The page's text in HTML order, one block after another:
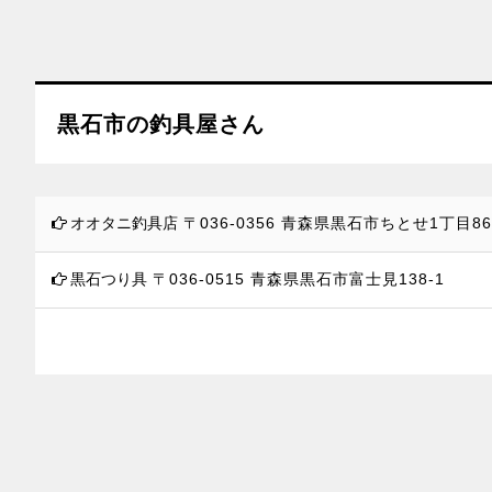
黒石市の釣具屋さん
オオタニ釣具店 〒036-0356 青森県黒石市ちとせ1丁目
黒石つり具 〒036-0515 青森県黒石市富士見138-1